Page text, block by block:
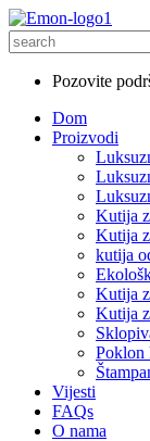
Pozovite
Dom
Proizvodi
Kutija
Kutija
kutija
Kutija
Kutija
Poklon
Vijesti
FAQs
O nama